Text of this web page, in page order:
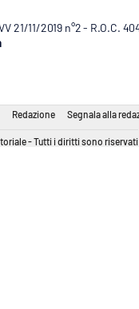
21/11/2019 n°2 - R.O.C.
Redazione Segnala alla
- Tutti i diritti sono riservati